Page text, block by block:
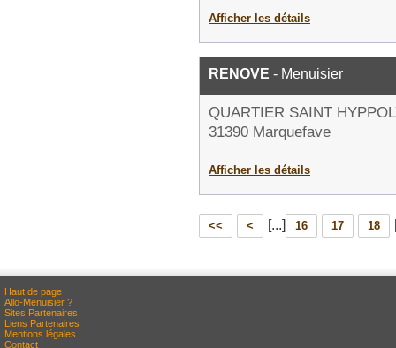
Afficher les détails
RENOVE - Menuisier
QUARTIER SAINT
31390 Marquefave
Afficher les détails
<< < [...] 16 17 18
Haut de page
Allo-Menuisier ?
Sites Partenaires
Liens Partenaires
Mentions légales
Contact